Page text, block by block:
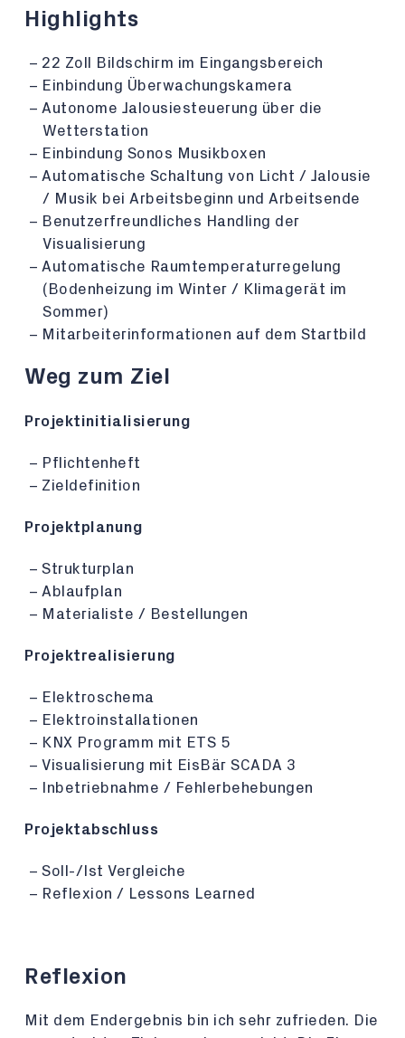
Highlights
22 Zoll Bildschirm im Eingangsbereich
Einbindung Überwachungskamera
Autonome Jalousiesteuerung über die
Wetterstation
Einbindung Sonos Musikboxen
Automatische Schaltung von Licht / Jalousie
/ Musik bei Arbeitsbeginn und Arbeitsende
Benutzerfreundliches Handling der
Visualisierung
Automatische Raumtemperaturregelung
(Bodenheizung im Winter / Klimagerät im
Sommer)
Mitarbeiterinformationen auf dem Startbild
Weg zum Ziel
Projektinitialisierung
Pflichtenheft
Zieldefinition
Projektplanung
Strukturplan
Ablaufplan
Materialiste / Bestellungen
Projektrealisierung
Elektroschema
Elektroinstallationen
KNX Programm mit ETS 5
Visualisierung mit EisBär SCADA 3
Inbetriebnahme / Fehlerbehebungen
Projektabschluss
Soll-/Ist Vergleiche
Reflexion / Lessons Learned
Reflexion
Mit dem Endergebnis bin ich sehr zufrieden. Die